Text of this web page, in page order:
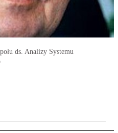
ds. Analizy Systemu